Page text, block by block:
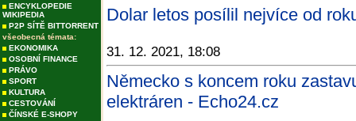
ENCYKLOPEDIE
WIKIPEDIA
P2P SÍTĚ BITTORRENT
všeobecná témata:
EKONOMIKA
OSOBNÍ FINANCE
PRÁVO
SPORT
KULTURA
CESTOVÁNÍ
ČÍNSKÉ E-SHOPY
Dolar letos posílil nejvíce od
31. 12. 2021, 18:08
Německo s koncem roku
elektráren - Echo24.cz